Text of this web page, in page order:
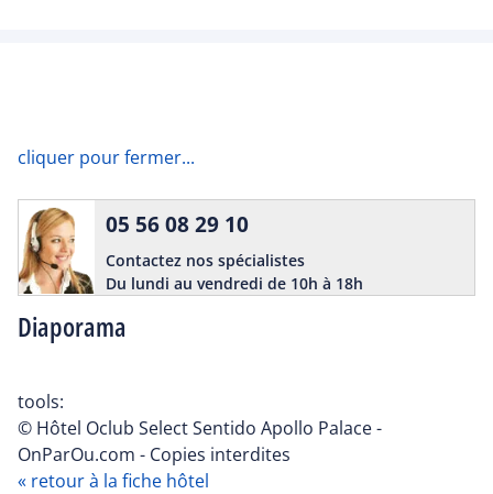
cliquer pour fermer...
Diaporama
05 56 08 29 10
Contactez nos spécialistes
Du lundi au vendredi de 10h à 18h
tools:
© Hôtel Oclub Select Sentido Apollo Palace -
OnParOu.com - Copies interdites
« retour à la fiche hôtel